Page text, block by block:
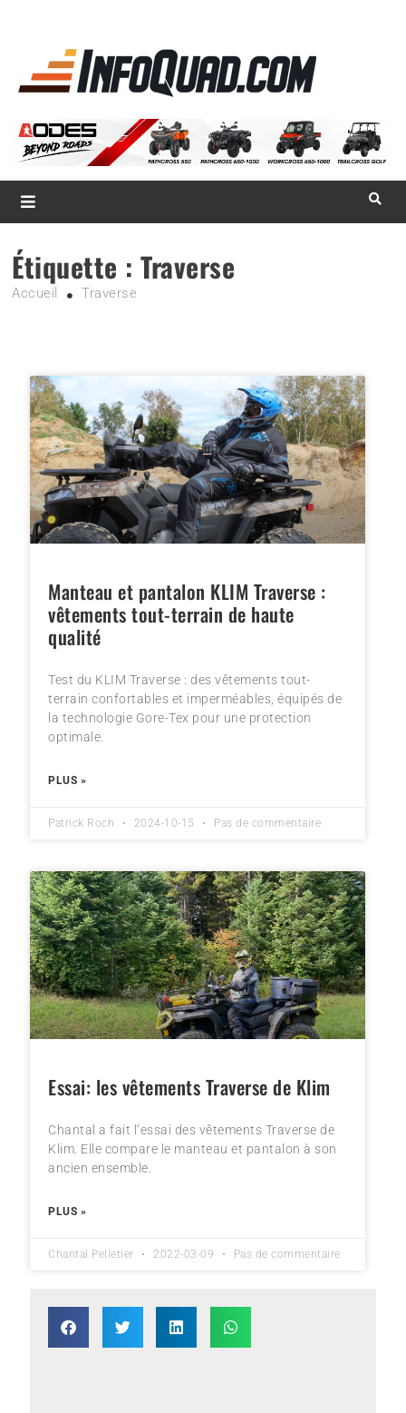
Magazine InfoQuad.com
Étiquette :Traverse
Accueil Traverse
Manteau et pantalon KLIM Traverse :
vêtements tout-terrain de haute
qualité
Test du KLIM Traverse : des vêtements tout-
terrain confortables et imperméables, équipés de
la technologie Gore-Tex pour une protection
optimale.
PLUS »
Patrick Roch 2024-10-15 Pas de commentaire
Essai: les vêtements Traverse de Klim
Chantal a fait l’essai des vêtements Traverse de
Klim. Elle compare le manteau et pantalon à son
ancien ensemble.
PLUS »
Chantal Pelletier 2022-03-09 Pas de commentaire